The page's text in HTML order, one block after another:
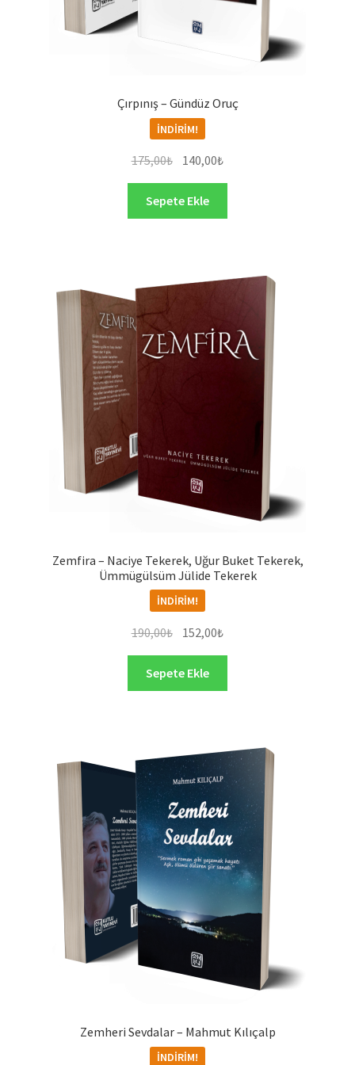
Çırpınış – Gündüz Oruç
İNDIRIM!
175,00₺ Orijinal
fiyat:
175,00₺.
140,00₺Şu
andaki
140,00₺.
Sepete Ekle
Zemfira – Naciye Tekerek, Uğur Buket Tekerek,
Ümmügülsüm Jülide Tekerek
İNDIRIM!
190,00₺ Orijinal
190,00₺.
152,00₺Şu
152,00₺.
Sepete Ekle
Zemheri Sevdalar – Mahmut Kılıçalp
İNDIRIM!